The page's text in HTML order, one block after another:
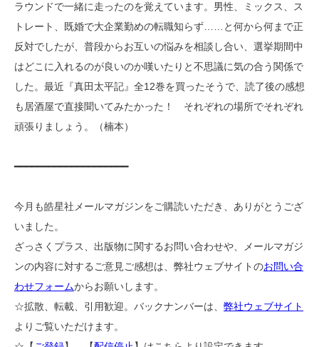
ラウンドで一緒に走ったのを覚えています。男性、ミックス、ス
トレート、既婚で大企業勤めの転職知らず……と何から何まで正
反対でしたが、普段からお互いの悩みを相談し合い、選挙期間中
はどこに入れるのが良いのか嘆いたりと不思議に気の合う関係で
した。最近『真田太平記』全12巻を買ったそうで、読了後の感想
も居酒屋で直接聞いてみたかった！ それぞれの場所でそれぞれ
頑張りましょう。（楠本）
━━━━━━━━━━━━━━━━━━━━
今月も皓星社メールマガジンをご購読いただき、ありがとうござ
いました。
ざっさくプラス、出版物に関するお問い合わせや、メールマガジ
ンの内容に対するご意見ご感想は、弊社ウェブサイトのお問い合
わせフォームからお願いします。
☆拡散、転載、引用歓迎。バックナンバーは、 弊社ウェブサイト
よりご覧いただけます。